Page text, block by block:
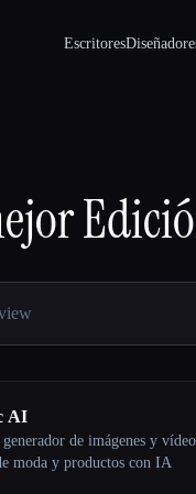
Escritores
AI
de imágenes y
moda y productos con IA